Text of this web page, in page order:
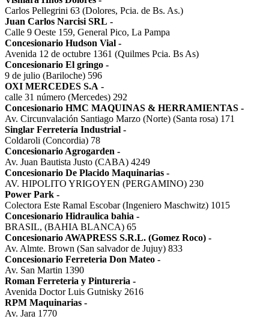
Carlos Pellegrini 63 (Dolores, Pcia. de Bs. As.)
Juan Carlos Narcisi SRL -
Calle 9 Oeste 159, General Pico, La Pampa
Concesionario Hudson Vial -
Avenida 12 de octubre 1361 (Quilmes Pcia. Bs As)
Concesionario El gringo -
9 de julio (Bariloche) 596
OXI MERCEDES S.A -
calle 31 número (Mercedes) 292
Concesionario HMC MAQUINAS & HERRAMIENTAS -
Av. Circunvalación Santiago Marzo (Norte) (Santa rosa) 171
Singlar Ferretería Industrial -
Coldaroli (Concordia) 78
Concesionario Agrogarden -
Av. Juan Bautista Justo (CABA) 4249
Concesionario De Placido Maquinarias -
AV. HIPOLITO YRIGOYEN (PERGAMINO) 230
Power Park -
Colectora Este Ramal Escobar (Ingeniero Maschwitz) 1015
Concesionario Hidraulica bahia -
BRASIL, (BAHIA BLANCA) 65
Concesionario AWAPRESS S.R.L. (Gomez Roco) -
Av. Almte. Brown (San salvador de Jujuy) 833
Concesionario Ferreteria Don Mateo -
Av. San Martin 1390
Roman Ferreteria y Pintureria -
Avenida Doctor Luis Gutnisky 2616
RPM Maquinarias -
Av. Jara 1770